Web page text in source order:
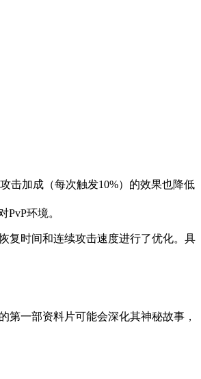
击加成（每次触发10%）的效果也降低
环境。
复时间和连续攻击速度进行了优化。具
一部资料片可能会深化其神秘故事，